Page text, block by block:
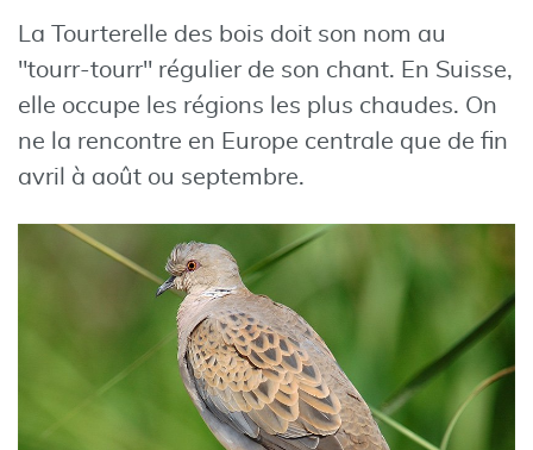
La Tourterelle des bois doit son nom au
"tourr-tourr" régulier de son chant. En Suisse,
elle occupe les régions les plus chaudes. On
ne la rencontre en Europe centrale que de fin
avril à août ou septembre.